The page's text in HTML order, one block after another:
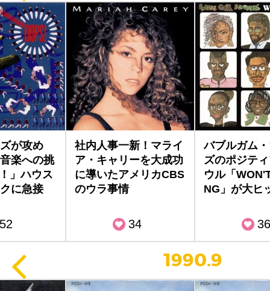
が攻め
楽への挑
」ハウス
に急接
52
社内人事一新！マライ
ア・キャリーを大成功
に導いたアメリカCBS
のウラ事情
34
バブルガム
ズのポジテ
ウル「
NG」が大ヒ
36
1990.9